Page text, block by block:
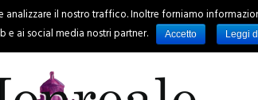
REGIONE EVENTI RUBRICHE SPORT
il nostro traffico. Inoltre forniamo
e ai social media nostri partner.
Accetto Leggi